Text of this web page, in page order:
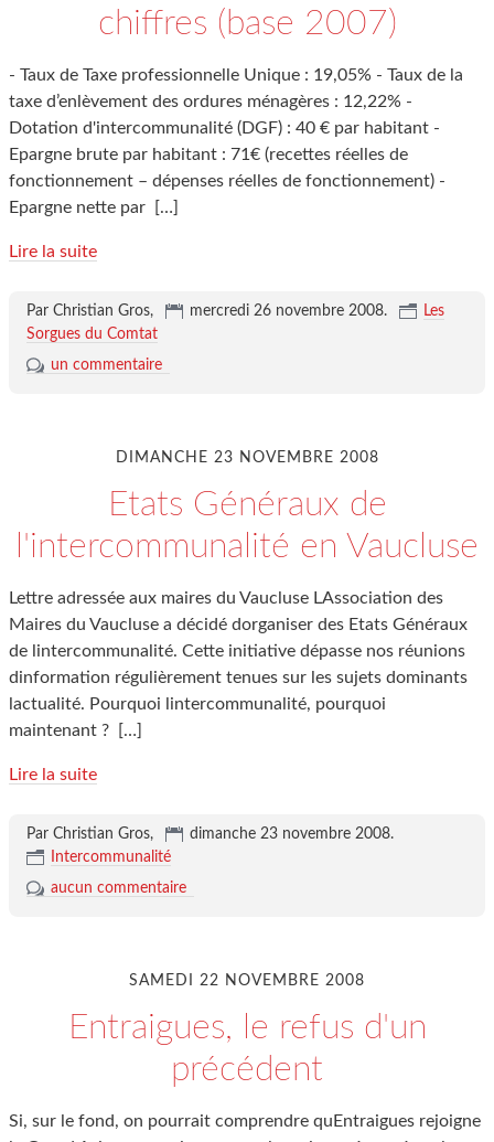
chiffres (base 2007)
- Taux de Taxe professionnelle Unique : 19,05% - Taux de la
taxe d’enlèvement des ordures ménagères : 12,22% -
Dotation d'intercommunalité (DGF) : 40 € par habitant -
Epargne brute par habitant : 71€ (recettes réelles de
fonctionnement – dépenses réelles de fonctionnement) -
Epargne nette par
[…]
Lire la suite
Par Christian Gros, mercredi 26 novembre 2008.
Les
Sorgues du Comtat
un commentaire
DIMANCHE 23 NOVEMBRE 2008
Etats Généraux de
l'intercommunalité en Vaucluse
Lettre adressée aux maires du Vaucluse LAssociation des
Maires du Vaucluse a décidé dorganiser des Etats Généraux
de lintercommunalité. Cette initiative dépasse nos réunions
dinformation régulièrement tenues sur les sujets dominants
lactualité. Pourquoi lintercommunalité, pourquoi
maintenant ?
[…]
Lire la suite
Par Christian Gros, dimanche 23 novembre 2008.
Intercommunalité
aucun commentaire
SAMEDI 22 NOVEMBRE 2008
Entraigues, le refus d'un
précédent
Si, sur le fond, on pourrait comprendre quEntraigues rejoigne